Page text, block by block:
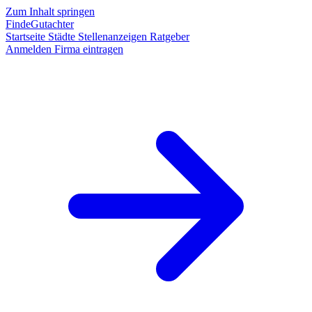
Zum Inhalt springen
FindeGutachter
Startseite Städte Stellenanzeigen Ratgeber
Anmelden Firma eintragen